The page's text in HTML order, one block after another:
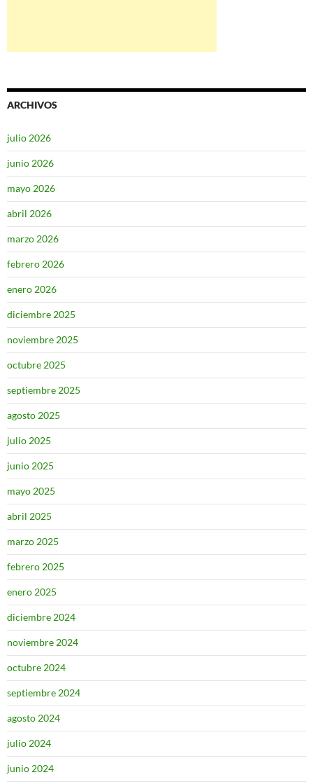
ARCHIVOS
julio 2026
junio 2026
mayo 2026
abril 2026
marzo 2026
febrero 2026
enero 2026
diciembre 2025
noviembre 2025
octubre 2025
septiembre 2025
agosto 2025
julio 2025
junio 2025
mayo 2025
abril 2025
marzo 2025
febrero 2025
enero 2025
diciembre 2024
noviembre 2024
octubre 2024
septiembre 2024
agosto 2024
julio 2024
junio 2024